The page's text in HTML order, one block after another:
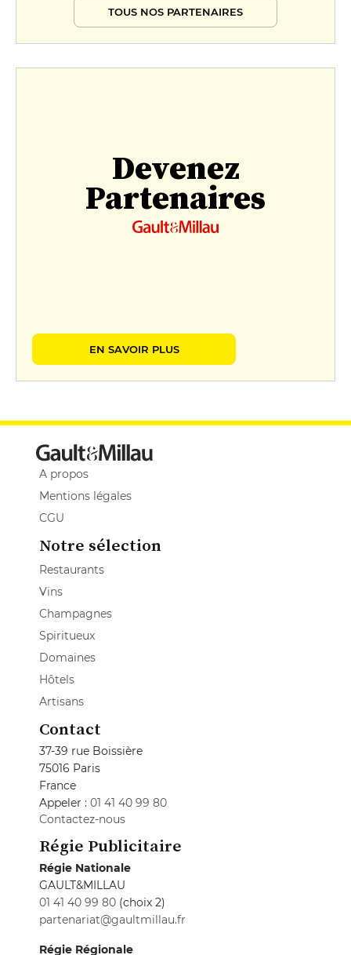
TOUS NOS PARTENAIRES
Devenez
Partenaires
EN SAVOIR PLUS
A propos
Mentions légales
CGU
Notre sélection
Restaurants
Vins
Champagnes
Spiritueux
Domaines
Hôtels
Artisans
Contact
37-39 rue Boissière
75016 Paris
France
Appeler : 01 41 40 99 80
Contactez-nous
Régie Publicitaire
Régie Nationale
GAULT&MILLAU
01 41 40 99 80 (choix 2)
partenariat@gaultmillau.fr
Régie Régionale